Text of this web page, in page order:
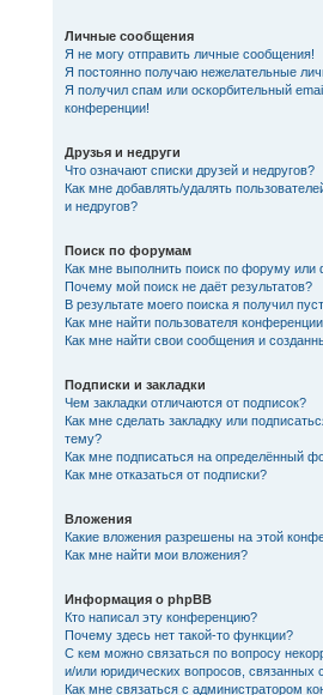
Личные сообщения
Я не могу отправить личные сообщения!
Я постоянно получаю нежелательные
Я получил спам или оскорбительный
конференции!
Друзья и недруги
Что означают списки друзей и недругов?
Как мне добавлять/удалять
и недругов?
Поиск по форумам
Как мне выполнить поиск по форуму
Почему мой поиск не даёт результатов?
В результате моего поиска я получил
Как мне найти пользователя
Как мне найти свои сообщения и
Подписки и закладки
Чем закладки отличаются от подписок?
Как мне сделать закладку или
тему?
Как мне подписаться на определённый
Как мне отказаться от подписки?
Вложения
Какие вложения разрешены на этой
Как мне найти мои вложения?
Информация о phpBB
Кто написал эту конференцию?
Почему здесь нет такой-то функции?
С кем можно связаться по вопросу
и/или юридических вопросов, связанных
Как мне связаться с администратором